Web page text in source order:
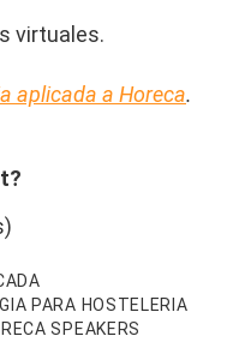
virtuales.
aplicada a Horeca.
PARA HOSTELERIA
SPEAKERS